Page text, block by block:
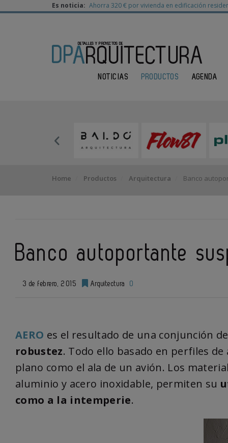
Es noticia: Ahorra 320 € por vivienda en edificación
NOTICIAS PRODUCTOS AGENDA
Home Productos Arquitectura Banco
Banco autoportante
3 de febrero, 2015 Arquitectura 0
AERO es el resultado de una conjunción de
robustez. Todo ello basado en perfiles
plano como el ala de un avión. Los
aluminio y acero inoxidable, permiten su
como a la intemperie.